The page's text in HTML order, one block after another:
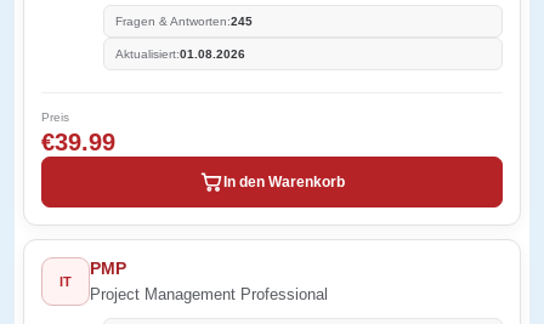
Fragen & Antworten:245
Aktualisiert:01.08.2026
Preis
€39.99
In den Warenkorb
IT
PMP
Project Management Professional